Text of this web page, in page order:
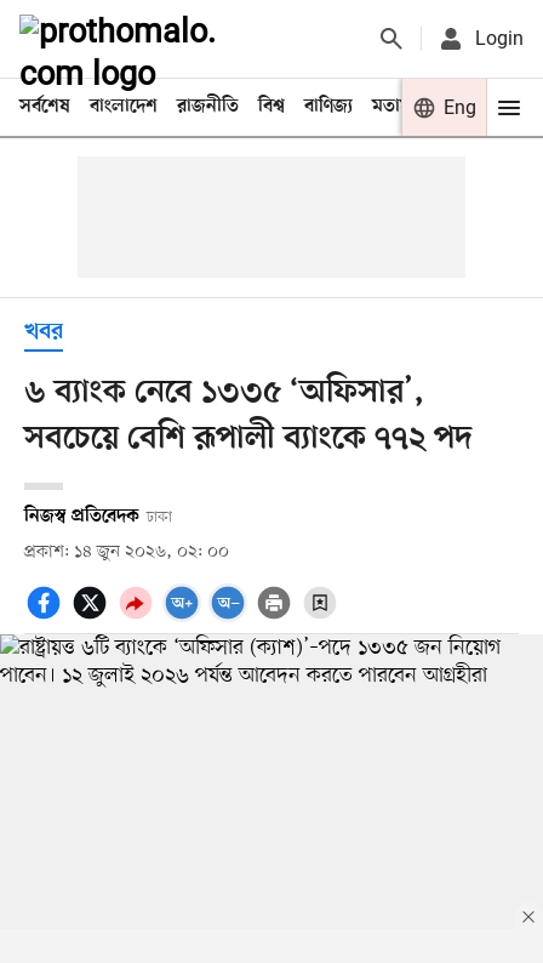
Login
সর্বশেষ বাংলাদেশ রাজনীতি বিশ্ব বাণিজ্য মতামত খেলা
Eng
খবর
৬ ব্যাংক নেবে ১৩৩৫ ‘অফিসার’,
সবচেয়ে বেশি রূপালী ব্যাংকে ৭৭২ পদ
নিজস্ব প্রতিবেদক ঢাকা
প্রকাশ: ১৪ জুন ২০২৬, ০২: ০০